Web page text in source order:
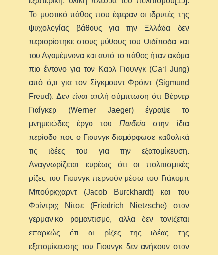
Το μυστικό πάθος που έφεραν οι ιδρυτές της
ψυχολογίας βάθους για την Ελλάδα δεν
περιορίστηκε στους μύθους του Οιδίποδα και
του Αγαμέμνονα και αυτό το πάθος ήταν ακόμα
πιο έντονο για τον Καρλ Γιουνγκ (Carl Jung)
από ό,τι για τον Σίγκμουντ Φρόιντ (Sigmund
Freud). Δεν είναι απλή σύμπτωση ότι Βέρνερ
Γιαίγκερ (Werner Jaeger) έγραψε το
μνημειώδες έργο τουΠαιδείαστην ίδια
περίοδο που ο Γιουνγκ διαμόρφωσε καθολικά
τις ιδέες του για την εξατομίκευση.
Αναγνωρίζεται ευρέως ότι οι πολιτισμικές
ρίζες του Γιουνγκ περνούν μέσω του Γιάκομπ
Μπούρκχαρντ (Jacob Burckhardt) και του
Φρίντριχ Νίτσε (Friedrich Nietzsche) στον
γερμανικό ρομαντισμό, αλλά δεν τονίζεται
επαρκώς ότι οι ρίζες της ιδέας της
εξατομίκευσης του Γιουνγκ δεν ανήκουν στον